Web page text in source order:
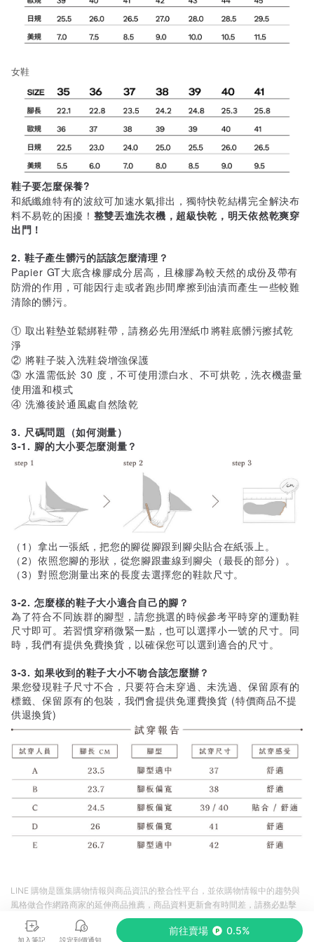
女鞋
鞋子要怎麼保養?
和紙纖維特有的波紋可加速水氣排出，獨特快乾結構完全解決布
料不易乾的困擾！ 整雙丟進洗衣機，超級快乾，明天依然乾爽穿
出門！
2. 鞋子產生髒污的話該怎麼清理？
Papier GT大底含橡膠成分居高，且橡膠為較天然的成份及帶有
防滑的作用，可能因行走或者跑步間摩擦到油漬而產生一些較難
清除的髒污。
① 取出鞋墊並鬆綁鞋帶，請務必先用溼紙巾將鞋底髒污擦拭乾
淨
② 將鞋子裝入洗鞋袋增強保護
③ 水溫需低於 30 度，不可使用漂白水、不可烘乾，洗衣機盡量
使用溫和模式
④ 洗滌後於通風處自然陰乾
3. 尺碼問題（如何測量）
3-1. 腳的大小要怎麼測量？
（1）拿出一張紙，把您的腳從腳跟到腳尖貼合在紙張上。
（2）依照您腳的形狀，從您腳跟畫線到腳尖（最長的部分）。
（3）對照您測量出來的長度去選擇您的鞋款尺寸。
3-2. 怎麼樣的鞋子大小適合自己的腳？
為了符合不同族群的腳型，請您挑選的時候參考平時穿的運動鞋
尺寸即可。若習慣穿稍微緊一點，也可以選擇小一號的尺寸。同
時，我們有提供免費換貨，以確保您可以選到適合的尺寸。
3-3. 如果收到的鞋子大小不吻合該怎麼辦？
果您發現鞋子尺寸不合，只要符合未穿過、未洗過、保留原有的
標籤、保留原有的包裝，我們會提供免運費換貨 (特價商品不提
供退換貨)
加入筆記 設定到價通知
前往賣場 0.5%
LINE 購物是匯集購物情報與商品資訊的整合性平台，並依購物情報中的趨勢與
風格做合作網路商家的延伸商品推薦，商品資料更新會有時間差，請務必點擊
商品至各合作網路商家，確認現售價與購物條件，一切資訊以合作廠商網頁為
準。